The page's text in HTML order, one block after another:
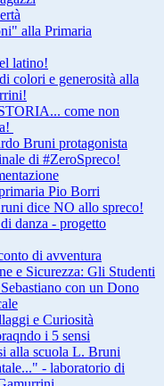
alla Primaria
latino!
colori e generosità alla
come non
Bruni protagonista
di #ZeroSpreco!
Pio Borri
dice NO allo spreco!
danza - progetto
di avventura
e Sicurezza: Gli Studenti
con un Dono
e Curiosità
i 5 sensi
alla scuola L. Bruni
- laboratorio di